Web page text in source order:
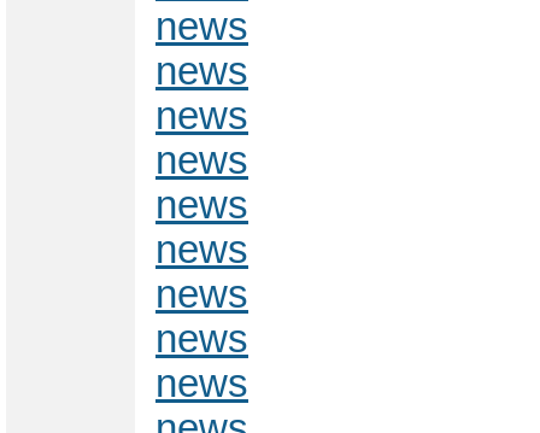
news
news
news
news
news
news
news
news
news